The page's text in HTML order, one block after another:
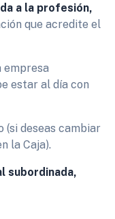
a la profesión,
que acredite el
empresa
estar al día con
(si deseas cambiar
la Caja).
subordinada,